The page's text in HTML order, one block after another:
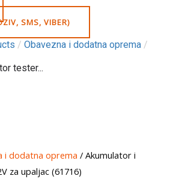
SMS, VIBER)
/ Obavezna i dodatna oprema /
tester...
i dodatna oprema / Akumulator i
za upaljac (61716)